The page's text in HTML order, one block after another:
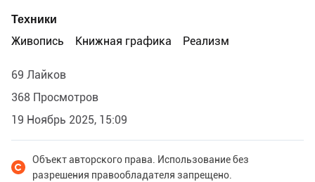
Техники
Живопись
Книжная графика Реализм
69 Лайков
368 Просмотров
19 Ноябрь 2025, 15:09
Объект авторского права. Использование без
разрешения правообладателя запрещено.